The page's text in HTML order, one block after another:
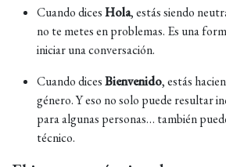
Cuando dicesHola, estás siendo
no te metes en problemas. Es una
iniciar una conversación.
Cuando dicesBienvenido, estás
género. Y eso no solo puede resultar
para algunas personas… también
técnico.